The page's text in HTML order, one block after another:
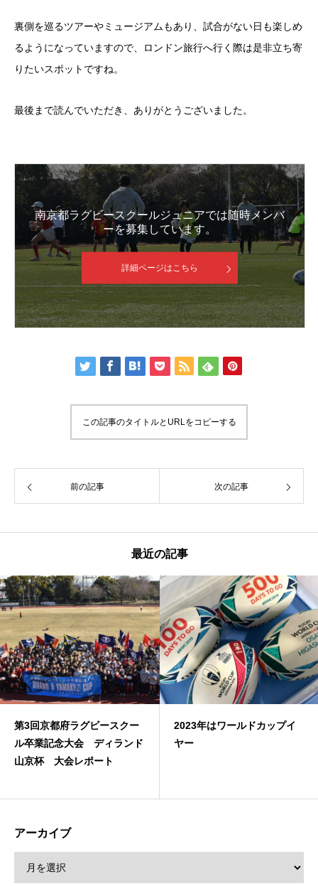
裏側を巡るツアーやミュージアムもあり、試合がない日も楽しめ
るようになっていますので、ロンドン旅行へ行く際は是非立ち寄
りたいスポットですね。
最後まで読んでいただき、ありがとうございました。
南京都ラグビースクールジュニアでは随時メンバ
ーを募集しています。
詳細ページはこちら
この記事のタイトルとURLをコピーする
前の記事 次の記事
最近の記事
第3回京都府ラグビースクー
ル卒業記念大会 ディランド
山京杯 大会レポート
2023年はワールドカップイ
ヤー
アーカイブ